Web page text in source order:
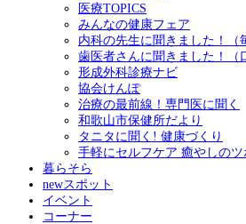
医療TOPICS
みんなの健康フェア
内科の先生に聞きました！（
歯医者さんに聞きました！（
形成外科診療ナビ
協会けんぽ
治療の最前線！専門医に聞く
和歌山市保健所だより
タニタに聞く! 健康づくり
手軽にセルフケア 癒やしのツ
暮らそら
newスポット
イベント
コーナー